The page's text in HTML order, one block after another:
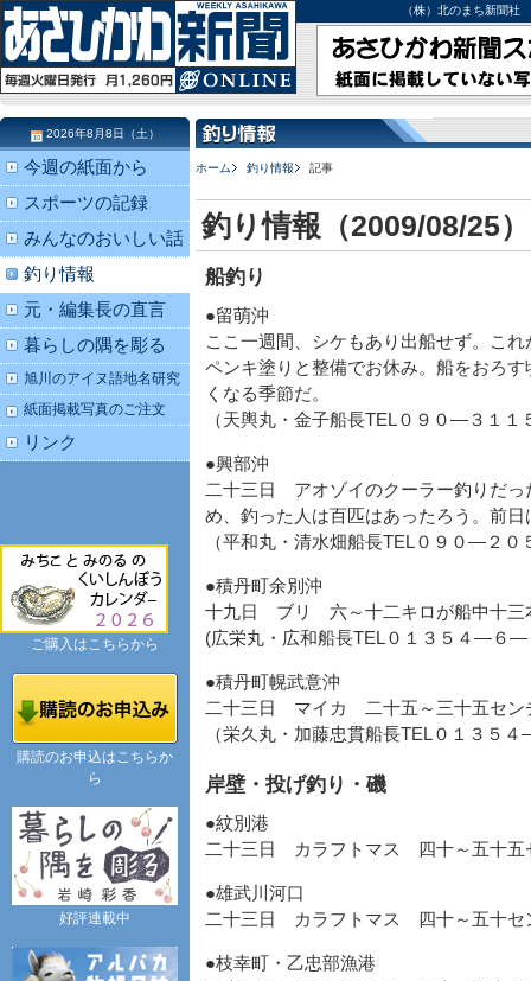
（株）北のまち新聞
ホーム 釣り情報 記事
釣り情報（2009/08/25）
船釣り
●留萌沖
ここ一週間、シケもあり出船せず。こ
ペンキ塗りと整備でお休み。船をおろ
くなる季節だ。
（天輿丸・金子船長TEL０９０―３１
●興部沖
二十三日 アオゾイのクーラー釣りだっ
め、釣った人は百匹はあったろう。前
（平和丸・清水畑船長TEL０９０―２
●積丹町余別沖
十九日 ブリ 六～十二キロが船中十三
(広栄丸・広和船長TEL０１３５４―６―
●積丹町幌武意沖
二十三日 マイカ 二十五～三十五セン
（栄久丸・加藤忠貫船長TEL０１３５
岸壁・投げ釣り・磯
●紋別港
二十三日 カラフトマス 四十～五十五
●雄武川河口
二十三日 カラフトマス 四十～五十セ
●枝幸町・乙忠部漁港
2026年8月8日（土）
今週の紙面から
スポーツの記録
みんなのおいしい話
釣り情報
元・編集長の直言
暮らしの隅を彫る
旭川のアイヌ語地名研究
紙面掲載写真のご注文
リンク
ご購入はこちらから
購読のお申込はこちらか
ら
好評連載中